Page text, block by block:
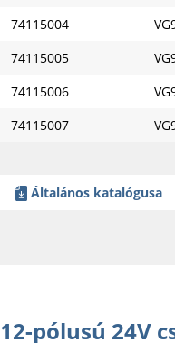
74115004
74115005
74115006
74115007
Általános katalógusa
12-pólusú 24V